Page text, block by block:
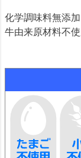
化学調味料無添加
牛由来原材料不使